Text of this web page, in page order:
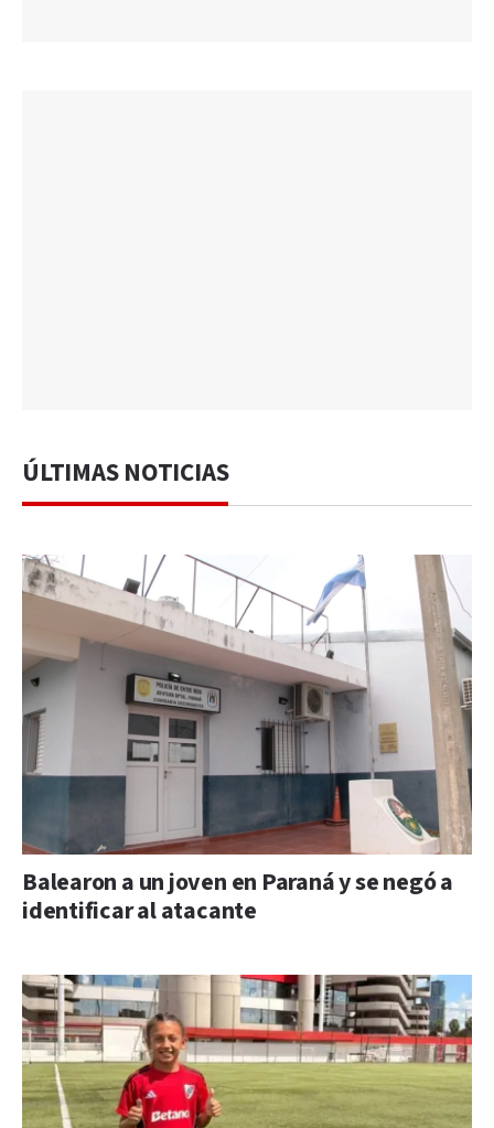
ÚLTIMAS NOTICIAS
Balearon a un joven en Paraná y se negó a
identificar al atacante